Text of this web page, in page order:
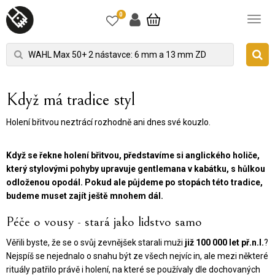
0
Když má tradice styl
Holení břitvou neztrácí rozhodně ani dnes své kouzlo.
Když se řekne holení břitvou, představíme si anglického holiče,
který stylovými pohyby upravuje gentlemana v kabátku, s hůlkou
odloženou opodál. Pokud ale půjdeme po stopách této tradice,
budeme muset zajít ještě mnohem dál.
Péče o vousy - stará jako lidstvo samo
Věřili byste, že se o svůj zevnějšek starali muži již 100 000 let př.n.l.?
Nejspíš se nejednalo o snahu být ze všech nejvíc in, ale mezi některé
rituály patřilo právě i holení, na které se používaly dle dochovaných